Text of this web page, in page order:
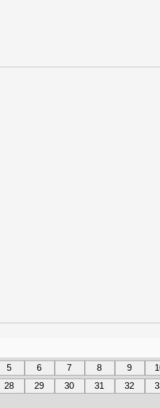
6 7 8 9
5
28 29 30 31 32